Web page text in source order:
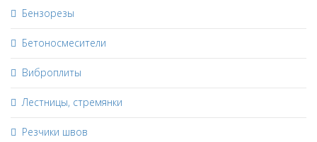
Бензорезы
Бетоносмесители
Виброплиты
Лестницы, стремянки
Резчики швов